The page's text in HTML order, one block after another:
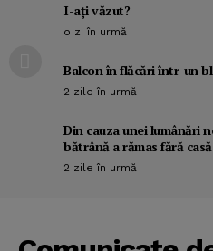
I-aţi văzut?
o zi în urmă
Balcon în flăcări într-un
2 zile în urmă
Din cauza unei lumânări
bătrână a rămas fără casă
2 zile în urmă